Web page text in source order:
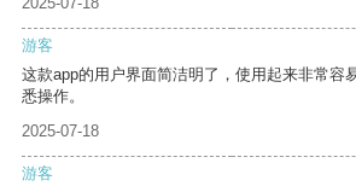
游客
这款app的用户界面简洁明了，使用起来非常容
悉操作。
2025-07-18
游客